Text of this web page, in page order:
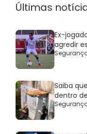
Últimas
Ex-
agredir
Saiba
dentro